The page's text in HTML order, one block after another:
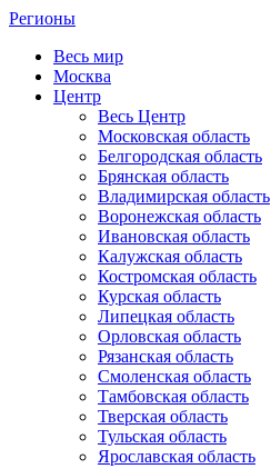
Регионы
Весь мир
Москва
Центр
Весь Центр
Московская область
Белгородская область
Брянская область
Владимирская область
Воронежская область
Ивановская область
Калужская область
Костромская область
Курская область
Липецкая область
Орловская область
Рязанская область
Смоленская область
Тамбовская область
Тверская область
Тульская область
Ярославская область